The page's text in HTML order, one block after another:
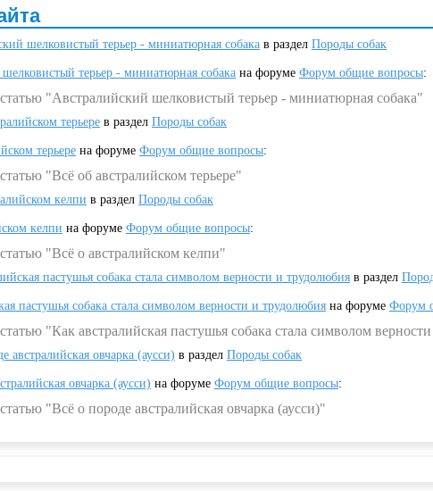
шелковистый терьер - миниатюрная собака в раздел Породы собак
терьер - миниатюрная собака на форуме Форум общие вопросы:
"Австралийский шелковистый терьер - миниатюрная собака"
терьере в раздел Породы собак
терьере на форуме Форум общие вопросы:
"Всё об австралийском терьере"
келпи в раздел Породы собак
келпи на форуме Форум общие вопросы:
"Всё о австралийском келпи"
пастушья собака стала символом верности и трудолюбия в раздел
пастушья собака стала символом верности и трудолюбия на форуме Форум
"Как австралийская пастушья собака стала символом
австралийская овчарка (аусси) в раздел Породы собак
овчарка (аусси) на форуме Форум общие вопросы:
"Всё о породе австралийская овчарка (аусси)"